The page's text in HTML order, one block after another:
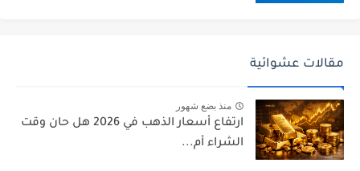
مقالات عشوائية
منذ بضع شهور
ارتفاع أسعار الذهب في 2026 هل حان وقت
الشراء أم...